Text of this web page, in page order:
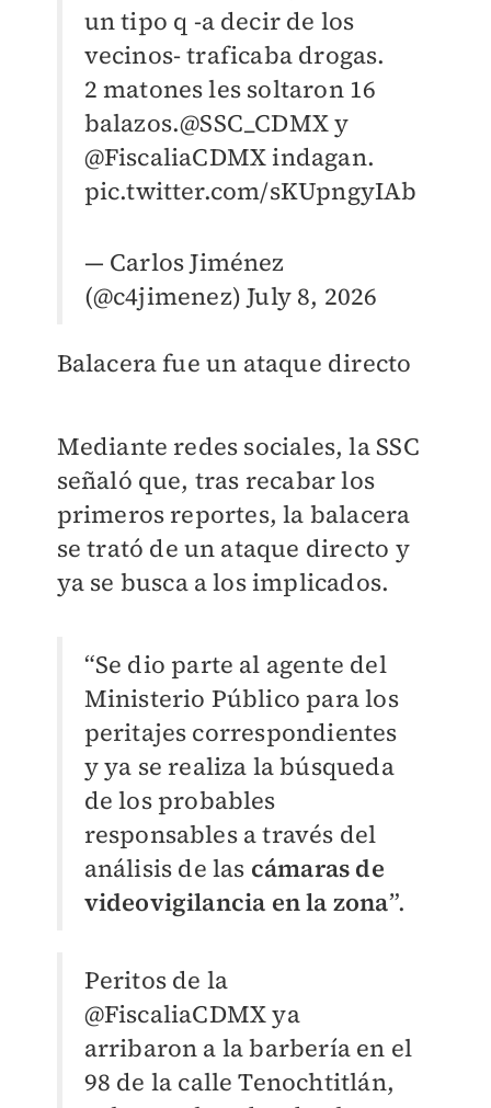
un tipo q -a decir de los
vecinos- traficaba drogas.
2 matones les soltaron 16
balazos.@SSC_CDMXy
@FiscaliaCDMXindagan.
pic.twitter.com/sKUpngyIAb
— Carlos Jiménez
(@c4jimenez) July 8, 2026
Balacera fue un ataque directo
Mediante redes sociales, la SSC
señaló que, tras recabar los
primeros reportes, la balacera
se trató de un ataque directo y
ya se busca a los implicados.
“Se dio parte al agente del
Ministerio Público para los
peritajes correspondientes
y ya se realiza la búsqueda
de los probables
responsables a través del
análisis de las cámaras de
videovigilancia en la zona”.
Peritos de la
@FiscaliaCDMXya
arribaron a la barbería en el
98 de la calle Tenochtitlán,